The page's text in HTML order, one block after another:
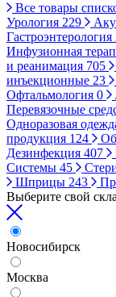
Все товары
Урология 229
Гастроэнтерология
Инфузионная
и реанимация 705
инъекционные 23
Офтальмология 0
Перевязочные
Одноразовая
продукция 124
Дезинфекция 407
Системы 45
Шприцы 243
Выберите свой
Новосибирск
Москва